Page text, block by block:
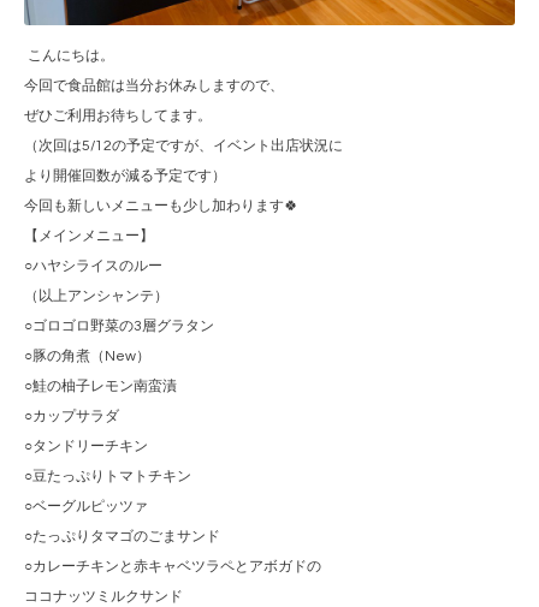
こんにちは。
今回で食品館は当分お休みしますので、
ぜひご利用お待ちしてます。
（次回は5/12の予定ですが、イベント出店状況に
より開催回数が減る予定です）
今回も新しいメニューも少し加わります🍀
【メインメニュー】
○ハヤシライスのルー
（以上アンシャンテ）
○ゴロゴロ野菜の3層グラタン
○豚の角煮（New）
○鮭の柚子レモン南蛮漬
○カップサラダ
○タンドリーチキン
○豆たっぷりトマトチキン
○ベーグルピッツァ
○たっぷりタマゴのごまサンド
○カレーチキンと赤キャベツラペとアボガドの
ココナッツミルクサンド